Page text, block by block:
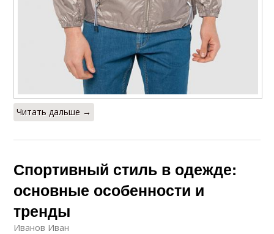
Читать дальше →
Спортивный стиль в одежде:
основные особенности и
тренды
Иванов Иван